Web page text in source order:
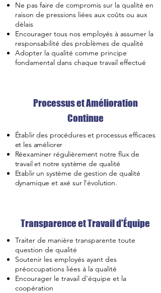
Ne pas faire de compromis sur la qualité en
raison de pressions liées aux coûts ou aux
délais
Encourager tous nos employés à assumer la
responsabilité des problèmes de qualité
Adopter la qualité comme principe
fondamental dans chaque travail effectué
Processus et Amélioration
Continue
Établir des procédures et processus efficaces
et les améliorer
Réexaminer régulièrement notre flux de
travail et notre système de qualité
Etablir un système de gestion de qualité
dynamique et axé sur l'évolution.
Transparence et Travail d'Équipe
Traiter de manière transparente toute
question de qualité
Soutenir les employés ayant des
préoccupations liées à la qualité
Encourager le travail d'équipe et la
coopération